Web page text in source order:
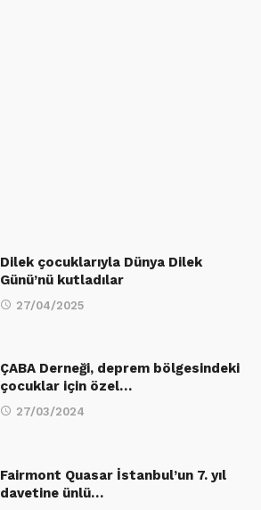
Dilek çocuklarıyla Dünya Dilek
Günü’nü kutladılar
27/04/2025
ÇABA Derneği, deprem bölgesindeki
çocuklar için özel…
27/03/2024
Fairmont Quasar İstanbul’un 7. yıl
davetine ünlü…